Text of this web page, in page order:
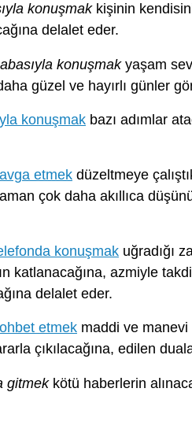
konuşmakkişinin
delalet eder.
konuşmakyaşam
güzel ve hayırlı günler
konuşmak bazı adımlar
etmek düzeltmeye
çok daha akıllıca
konuşmak uğradığı
katlanacağına, azmiyle
delalet eder.
etmek maddi ve
çıkılacağına, edilen
gitmekkötü haberlerin